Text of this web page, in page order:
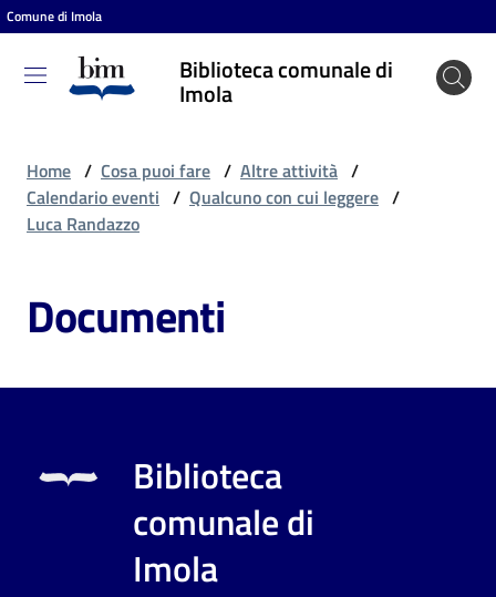
Vai al contenuto
Vai alla navigazione
Vai al footer
Comune di Imola
Biblioteca comunale di
Imola
Biblioteca
comunale
Cosa
fare
Scopri
Home / Cosa puoi fare / Altre attività /
Calendario eventi / Qualcuno con cui leggere /
Luca Randazzo
Documenti
Biblioteca
comunale di
Imola